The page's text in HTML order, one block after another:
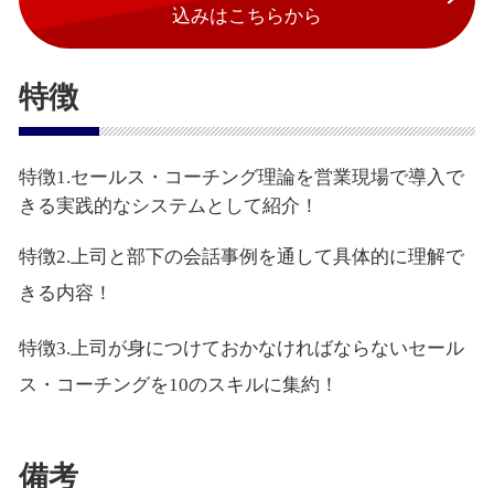
込みはこちらから
特徴
特徴1.セールス・コーチング理論を営業現場で導入で
きる実践的なシステムとして紹介！
特徴2.上司と部下の会話事例を通して具体的に理解で
きる内容！
特徴3.上司が身につけておかなければならないセール
ス・コーチングを10のスキルに集約！
備考